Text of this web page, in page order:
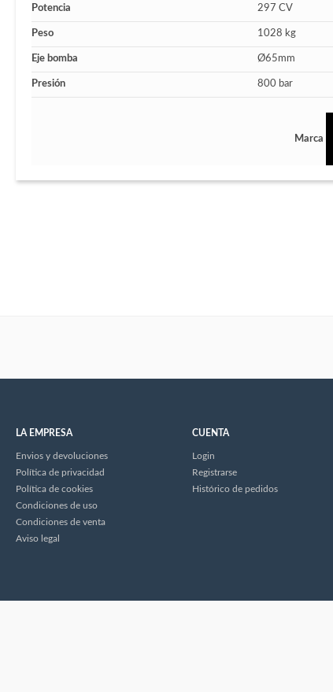
Potencia 297 CV
Peso 1028 kg
Eje bomba Ø65mm
Presión 800 bar
Marca
LA EMPRESA
Envios y devoluciones
Política de privacidad
Política de cookies
Condiciones de uso
Condiciones de venta
Aviso legal
CUENTA
Login
Registrarse
Histórico de pedidos